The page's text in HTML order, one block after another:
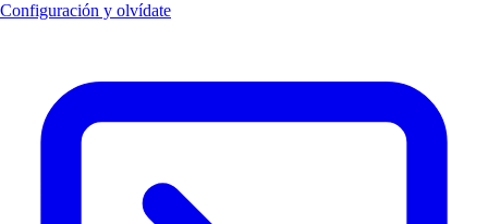
Configuración y olvídate